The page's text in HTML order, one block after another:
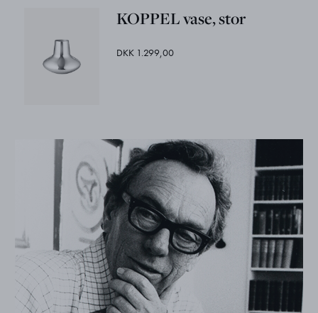
KOPPEL vase, stor
DKK 1.299,00